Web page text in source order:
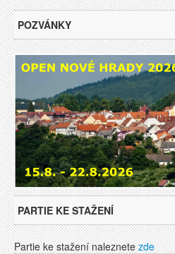
POZVÁNKY
PARTIE KE STAŽENÍ
Partie ke stažení naleznetezde